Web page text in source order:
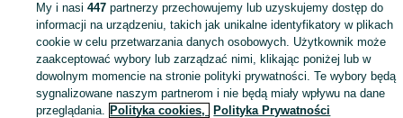
My i nasi447 partnerzy przechowujemy lub uzyskujemy dostęp do
informacji na urządzeniu, takich jak unikalne identyfikatory w plikach
cookie w celu przetwarzania danych osobowych. Użytkownik może
zaakceptować wybory lub zarządzać nimi, klikając poniżej lub w
dowolnym momencie na stronie polityki prywatności. Te wybory będą
sygnalizowane naszym partnerom i nie będą miały wpływu na dane
przeglądania. Polityka cookies, Polityka Prywatności